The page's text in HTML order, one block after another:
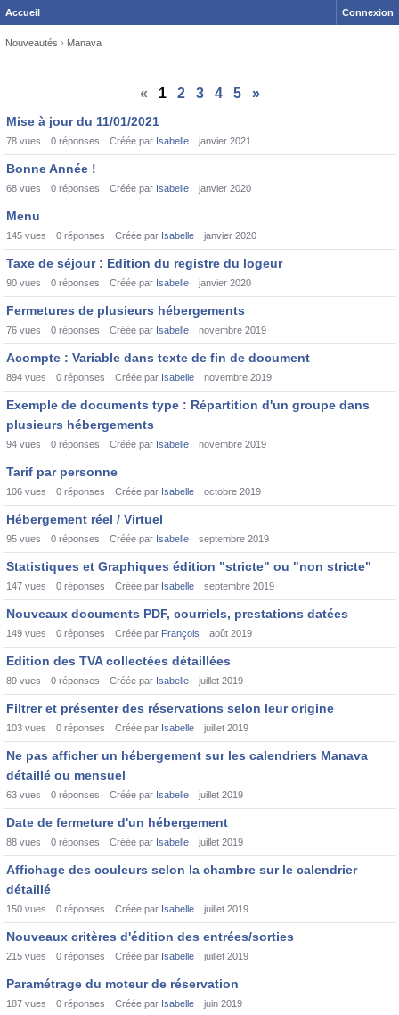
Accueil Connexion
Nouveautés › Manava
« 1 2 3 4 5
»
Discussion
List
Mise à jour du 11/01/2021
78 vues 0 réponses Créée par Isabelle janvier 2021
Bonne Année !
68 vues 0 réponses Créée par Isabelle janvier 2020
Menu
145 vues 0 réponses Créée par Isabelle janvier 2020
Taxe de séjour : Edition du registre du logeur
90 vues 0 réponses Créée par Isabelle janvier 2020
Fermetures de plusieurs hébergements
76 vues 0 réponses Créée par Isabelle novembre 2019
Acompte : Variable dans texte de fin de document
894 vues 0 réponses Créée par Isabelle novembre 2019
Exemple de documents type : Répartition d'un groupe dans
plusieurs hébergements
94 vues 0 réponses Créée par Isabelle novembre 2019
Tarif par personne
106 vues 0 réponses Créée par Isabelle octobre 2019
Hébergement réel / Virtuel
95 vues 0 réponses Créée par Isabelle septembre 2019
Statistiques et Graphiques édition "stricte" ou "non stricte"
147 vues 0 réponses Créée par Isabelle septembre 2019
Nouveaux documents PDF, courriels, prestations datées
149 vues 0 réponses Créée par François août 2019
Edition des TVA collectées détaillées
89 vues 0 réponses Créée par Isabelle juillet 2019
Filtrer et présenter des réservations selon leur origine
103 vues 0 réponses Créée par Isabelle juillet 2019
Ne pas afficher un hébergement sur les calendriers Manava
détaillé ou mensuel
63 vues 0 réponses Créée par Isabelle juillet 2019
Date de fermeture d'un hébergement
88 vues 0 réponses Créée par Isabelle juillet 2019
Affichage des couleurs selon la chambre sur le calendrier
détaillé
150 vues 0 réponses Créée par Isabelle juillet 2019
Nouveaux critères d'édition des entrées/sorties
215 vues 0 réponses Créée par Isabelle juillet 2019
Paramétrage du moteur de réservation
187 vues 0 réponses Créée par Isabelle juin 2019